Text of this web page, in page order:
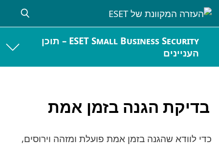
ESET Small Business Security – תוכן
העניינים
בדיקת הגנה בזמן אמת
כדי לוודא שהגנה בזמן אמת פועלת ומזהה וירוסים,